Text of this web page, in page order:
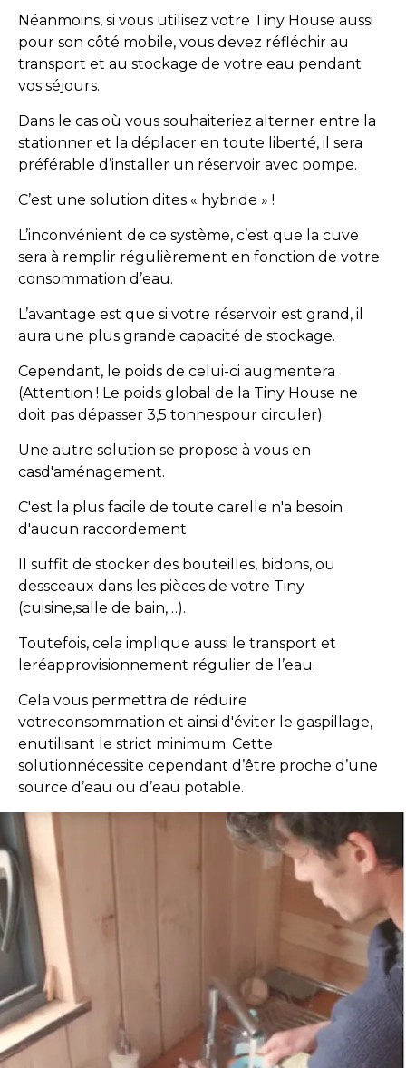
Néanmoins, si vous utilisez votre Tiny House aussi
pour son côté mobile, vous devez réfléchir au
transport et au stockage de votre eau pendant
vos séjours.
Dans le cas où vous souhaiteriez alterner entre la
stationner et la déplacer en toute liberté, il sera
préférable d’installer un réservoir avec pompe.
C’est une solution dites « hybride » !
L’inconvénient de ce système, c’est que la cuve
sera à remplir régulièrement en fonction de votre
consommation d’eau.
L’avantage est que si votre réservoir est grand, il
aura une plus grande capacité de stockage.
Cependant, le poids de celui-ci augmentera
(Attention ! Le poids global de la Tiny House ne
doit pas dépasser 3,5 tonnespour circuler).
Une autre solution se propose à vous en
casd'aménagement.
C'est la plus facile de toute carelle n'a besoin
d'aucun raccordement.
Il suffit de stocker des bouteilles, bidons, ou
dessceaux dans les pièces de votre Tiny
(cuisine,salle de bain,…).
Toutefois, cela implique aussi le transport et
leréapprovisionnement régulier de l’eau.
Cela vous permettra de réduire
votreconsommation et ainsi d'éviter le gaspillage,
enutilisant le strict minimum. Cette
solutionnécessite cependant d’être proche d’une
source d’eau ou d’eau potable.